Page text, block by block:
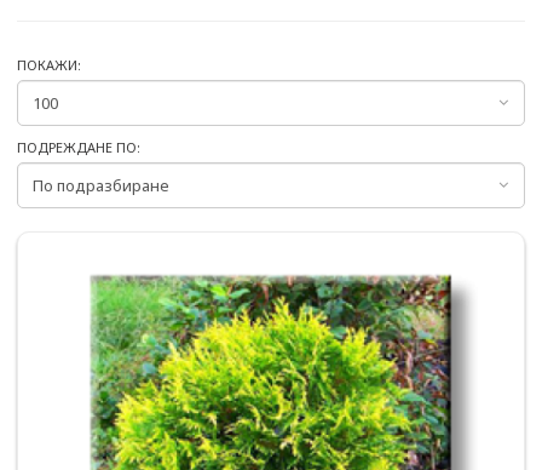
ПОКАЖИ:
ПОДРЕЖДАНЕ ПО: